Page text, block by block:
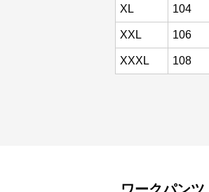
XL 104
XXL 106
XXXL 108